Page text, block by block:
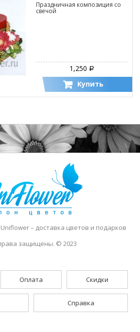
Праздничная композиция со
свечой
1,250 Р
Купить
– доставка цветов и подарков
защищены. © 2023
Оплата Скидки
Справка